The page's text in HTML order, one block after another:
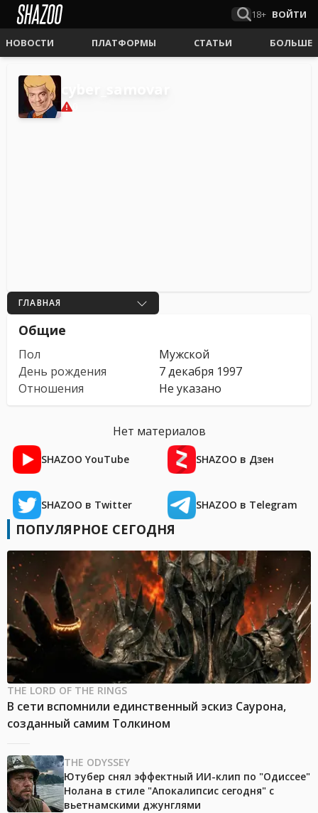
18+ ВОЙТИ
НОВОСТИ ПЛАТФОРМЫ СТАТЬИ БОЛЬШЕ
ГЛАВНАЯ
Общие
Пол
Мужской
День рождения
7 декабря 1997
Отношения
Не указано
Нет материалов
SHAZOO YouTube SHAZOO в Дзен
SHAZOO в Twitter SHAZOO в Telegram
ПОПУЛЯРНОЕ СЕГОДНЯ
THE LORD OF THE RINGS
В сети вспомнили единственный эскиз Саурона,
созданный самим Толкином
THE ODYSSEY
Ютубер снял эффектный ИИ-клип по "Одиссее"
Нолана в стиле "Апокалипсис сегодня" с
вьетнамскими джунглями